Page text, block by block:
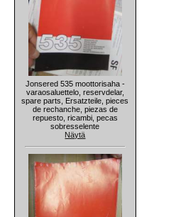
Jonsered 535 moottorisaha -
varaosaluettelo, reservdelar,
spare parts, Ersatzteile, pieces
de rechanche, piezas de
repuesto, ricambi, pecas
sobresselente
Näytä